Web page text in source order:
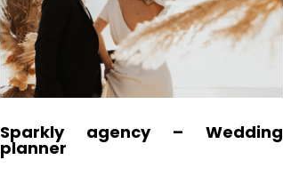
Sparkly agency – Wedding
planner